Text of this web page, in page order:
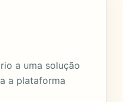
a uma solução
a plataforma